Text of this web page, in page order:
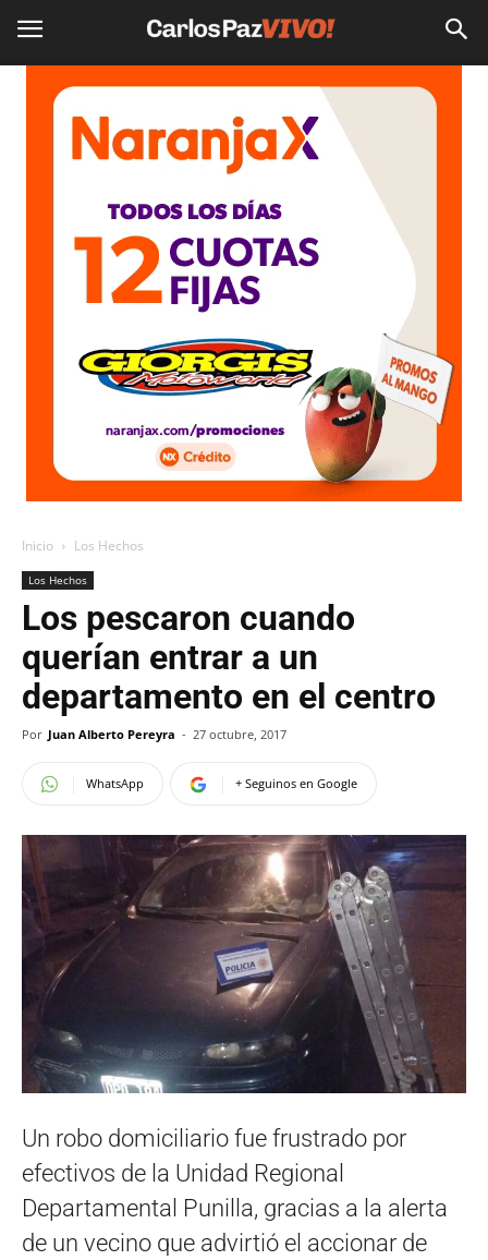
Inicio Los Hechos
Los Hechos
Los pescaron cuando
querían entrar a un
departamento en el centro
Por Juan Alberto Pereyra - 27 octubre, 2017
WhatsApp + Seguinos en Google
Un robo domiciliario fue frustrado por
efectivos de la Unidad Regional
Departamental Punilla, gracias a la alerta
de un vecino que advirtió el accionar de